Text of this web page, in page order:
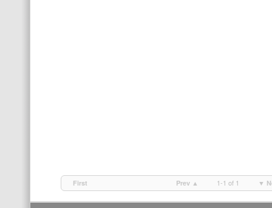
First Prev ▲ 1-1 of 1 ▼